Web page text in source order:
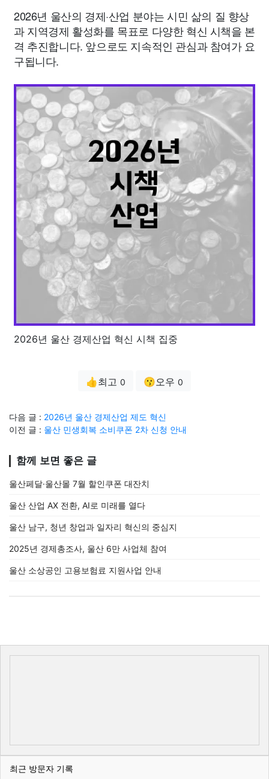
2026년 울산의 경제·산업 분야는 시민 삶의 질 향상
과 지역경제 활성화를 목표로 다양한 혁신 시책을 본
격 추진합니다. 앞으로도 지속적인 관심과 참여가 요
구됩니다.
2026년 울산 경제산업 혁신 시책 집중
👍최고 0 😗오우 0
다음 글 : 2026년 울산 경제산업 제도 혁신
이전 글 : 울산 민생회복 소비쿠폰 2차 신청 안내
함께 보면 좋은 글
울산페달·울산몰 7월 할인쿠폰 대잔치
울산 산업 AX 전환, AI로 미래를 열다
울산 남구, 청년 창업과 일자리 혁신의 중심지
2025년 경제총조사, 울산 6만 사업체 참여
울산 소상공인 고용보험료 지원사업 안내
최근 방문자 기록